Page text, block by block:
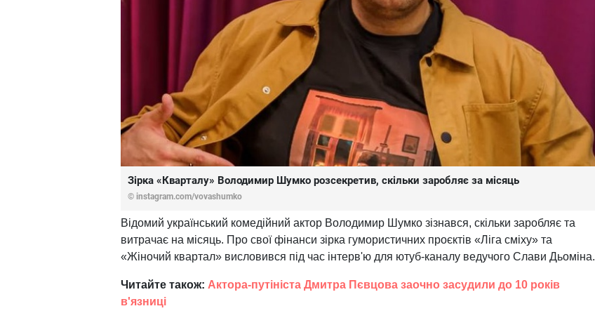
Зірка «Кварталу» Володимир Шумко розсекретив, скільки заробляє за місяць
© instagram.com/vovashumko
Відомий український комедійний актор Володимир Шумко зізнався, скільки заробляє та
витрачає на місяць. Про свої фінанси зірка гумористичних проєктів «Ліга сміху» та
«Жіночий квартал» висловився під час інтерв'ю для ютуб-каналу ведучого Слави Дьоміна.
Читайте також: Актора-путініста Дмитра Пєвцова заочно засудили до 10 років
в'язниці